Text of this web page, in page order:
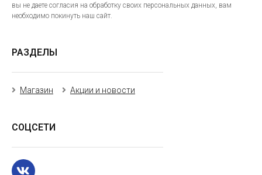
вы не даете согласия на обработку своих персональных данных, вам
необходимо покинуть наш сайт.
РАЗДЕЛЫ
Магазин Акции и новости
СОЦСЕТИ